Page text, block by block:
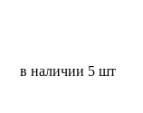
в наличии 5 шт